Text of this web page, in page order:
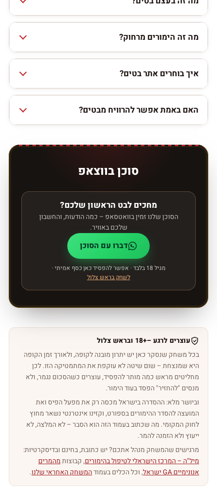
מה זה הימורים מרחוק?
איך בוחרים אתר בטים?
האם באמת אפשר להרוויח מבטים?
סוכן בווצאפ
מחכים לבט הראשון שלכם?
הסוכן שלנו זמין בוואטסאפ – כמה הודעות, והחשבון
שלכם באוויר.
דברו עם הסוכן
מגיל 18 בלבד · אפשר להפסיד כאן כסף אמיתי ·
לשחק בראש צלול
עוצרים לרגע –18+ ‏ ובראש צלול
בכל משחק שנסקר כאן יש יתרון מובנה לקופה, ולאורך זמן הקופה
היא שמנצחת – שום שיטה לא עוקפת את המתמטיקה הזו. לכן
מחליטים מראש כמה מותר להפסיד, עוצרים כשהסכום נגמר, ולא
מנסים "להחזיר" הפסד בעוד הימור.
וביושר מלא: ההסדרה בישראל מכסה רק את מפעל הפיס ואת
המועצה להסדר ההימורים בספורט, וקזינו אינטרנטי נשאר מחוץ
לחוק המקומי. מה שכתוב בעמוד הזה הוא הסבר – לא המלצה, לא
ייעוץ ולא הזמנה להמר.
מרגישים שהמשחק מנהל אתכם? יש כתובת, בחינם ובדיסקרטיות:
מיל"ה – המרכז הישראלי לטיפול בהימורים, קבוצותמהמרים
אנונימיים GA ישראל
, וכל הכלים בעמודהמשחק האחראי שלנו.